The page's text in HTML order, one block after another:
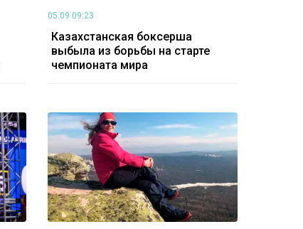
05.09 09:23
Казахстанская боксерша
выбыла из борьбы на старте
чемпионата мира